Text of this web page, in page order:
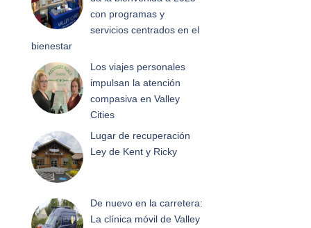
con programas y
servicios centrados en el
bienestar
Los viajes personales
impulsan la atención
compasiva en Valley
Cities
Lugar de recuperación
Ley de Kent y Ricky
De nuevo en la carretera:
La clínica móvil de Valley